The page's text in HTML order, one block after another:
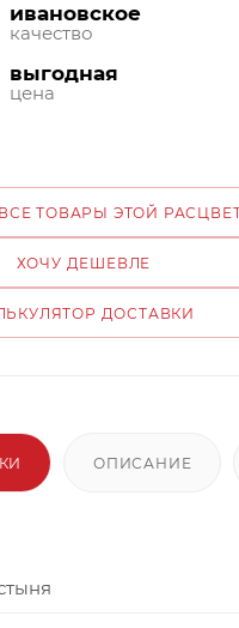
ивановское
качество
выгодная
цена
ТОВАРЫ ЭТОЙ
ХОЧУ ДЕШЕВЛЕ
ДОСТАВКИ
ОПИСАНИЕ